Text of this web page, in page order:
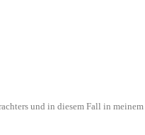
und in diesem Fall in